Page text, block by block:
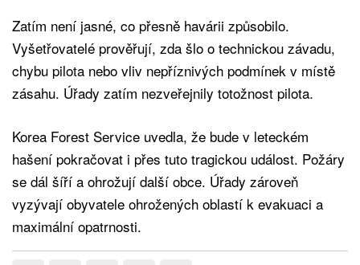
Zatím není jasné, co přesně havárii způsobilo.
Vyšetřovatelé prověřují, zda šlo o technickou závadu,
chybu pilota nebo vliv nepříznivých podmínek v místě
zásahu. Úřady zatím nezveřejnily totožnost pilota.
Korea Forest Service uvedla, že bude v leteckém
hašení pokračovat i přes tuto tragickou událost. Požáry
se dál šíří a ohrožují další obce. Úřady zároveň
vyzývají obyvatele ohrožených oblastí k evakuaci a
maximální opatrnosti.